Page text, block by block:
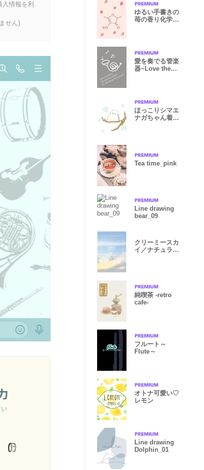
情報を利
せん)
ゆるい手書きの
苺の香り化学構
愛を奏でる管楽
器~Love the
ほっこりシマエ
ナガちゃん着せ
Tea time_pink
Line drawing
bear_09
クリーミースカ
イ／ナチュラル
純喫茶 -retro
cafe-
フルート～
Flute～
オトナ可愛い♡
レモン
Line drawing
Dolphin_01